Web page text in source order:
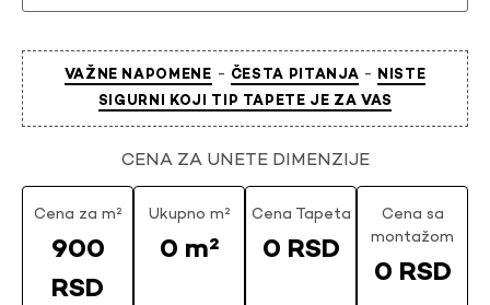
VAŽNE NAPOMENE - ČESTA PITANJA - NISTE
SIGURNI KOJI TIP TAPETE JE ZA VAS
CENA ZA UNETE DIMENZIJE
Cena za m²
900
RSD
Ukupno m²
0 m²
Cena Tapeta
0 RSD
Cena sa
montažom
0 RSD